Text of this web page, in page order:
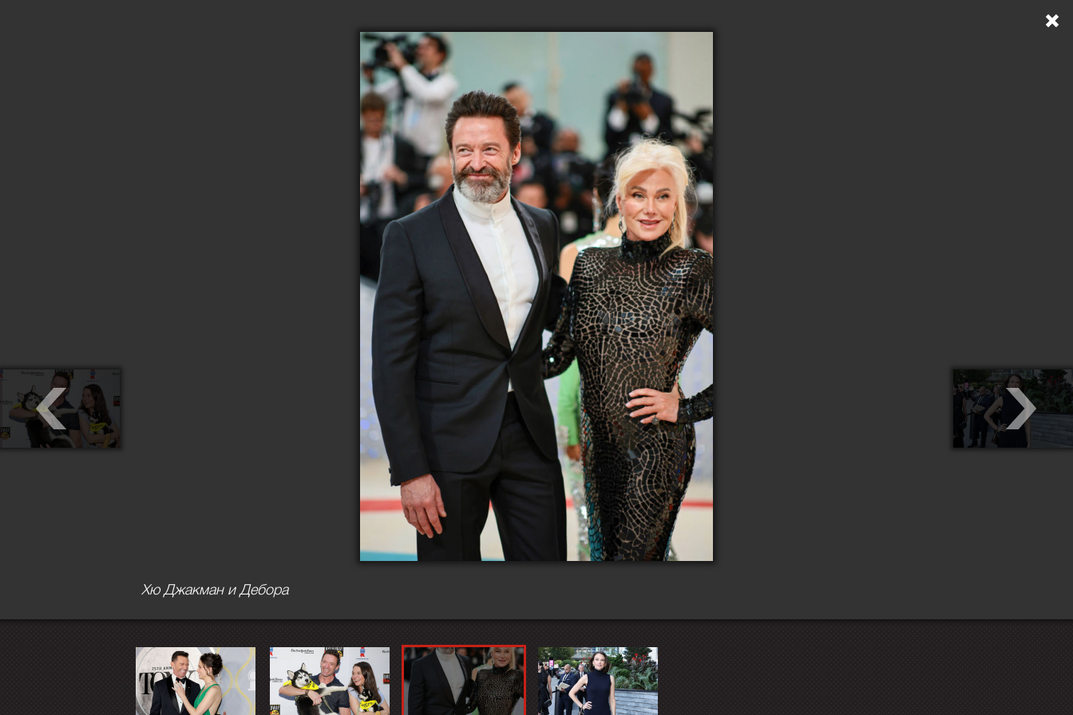
Хю Джакман и Дебора